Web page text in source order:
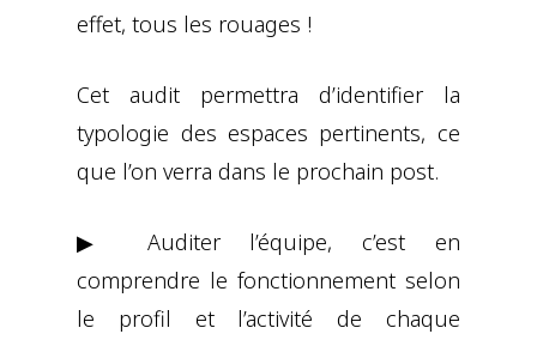
effet, tous les rouages !
Cet audit permettra d’identifier la
typologie des espaces pertinents, ce
que l’on verra dans le prochain post.
▶ Auditer l’équipe, c’est en
comprendre le fonctionnement selon
le profil et l’activité de chaque